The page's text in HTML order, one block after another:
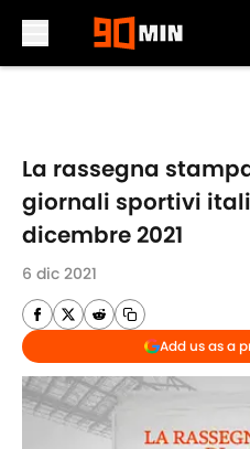
La rassegna
giornali sportivi
dicembre 2021
6 dic 2021
Add us as a